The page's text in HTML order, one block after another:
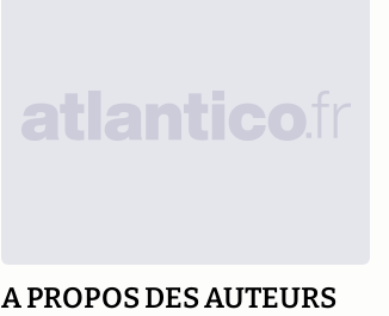
A PROPOS DES AUTEURS